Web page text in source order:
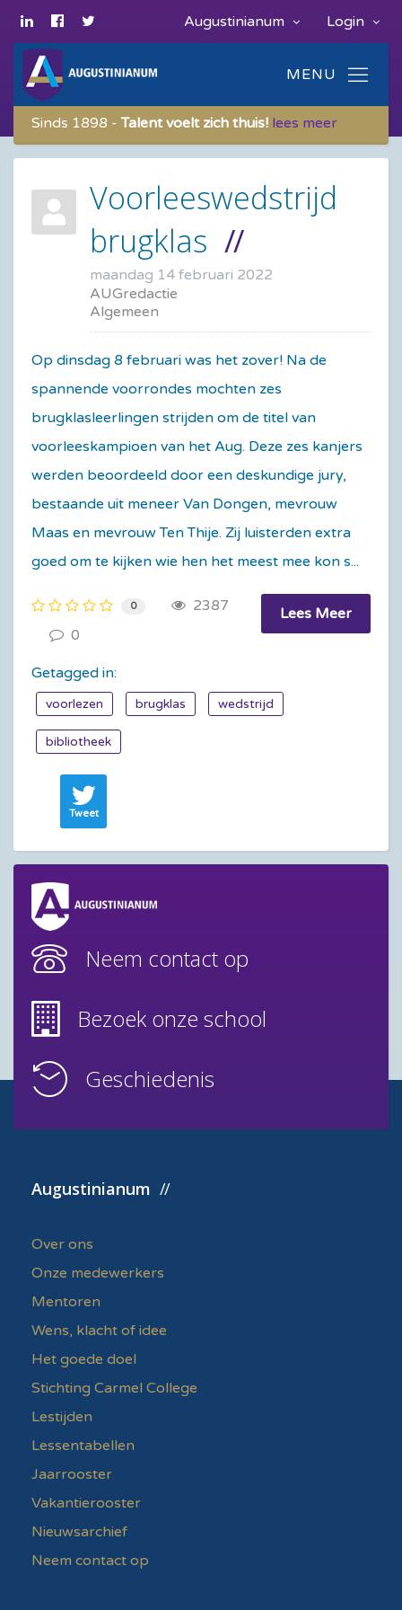
Login
Augustinianum
Sinds 1898 -Talent voelt zich thuis! lees meer
Voorleeswedstrijd
brugklas
maandag 14 februari 2022
AUGredactie
Algemeen
Op dinsdag 8 februari was het zover! Na de
spannende voorrondes mochten zes
brugklasleerlingen strijden om de titel van
voorleeskampioen van het Aug. Deze zes kanjers
werden beoordeeld door een deskundige jury,
bestaande uit meneer Van Dongen, mevrouw
Maas en mevrouw Ten Thije. Zij luisterden extra
goed om te kijken wie hen het meest mee kon s...
Lees Meer
0
2387
0
Getagged in:
voorlezen brugklas wedstrijd
bibliotheek
Tweet
Neem contact op
Bezoek onze school
Geschiedenis
Augustinianum
Over ons
Onze medewerkers
Mentoren
Wens, klacht of idee
Het goede doel
Stichting Carmel College
Lestijden
Lessentabellen
Jaarrooster
Vakantierooster
Nieuwsarchief
Neem contact op